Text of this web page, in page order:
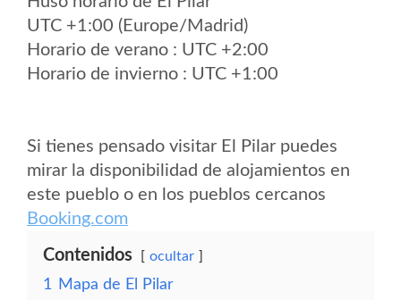
UTC +1:00 (Europe/Madrid)
Horario de verano : UTC +2:00
Horario de invierno : UTC +1:00
Si tienes pensado visitar El Pilar puedes
mirar la disponibilidad de alojamientos en
este pueblo o en los pueblos cercanos
Booking.com
Contenidos ocultar
1
Mapa de El Pilar